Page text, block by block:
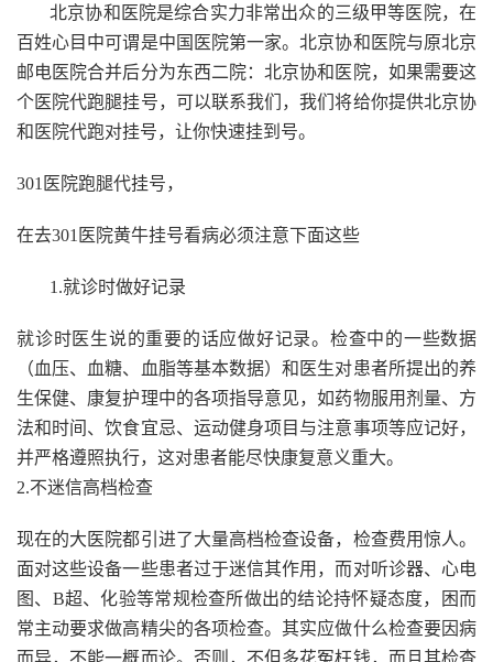
北京协和医院是综合实力非常出众的三级甲等医院，在
百姓心目中可谓是中国医院第一家。北京协和医院与原北京
邮电医院合并后分为东西二院：北京协和医院，如果需要这
个医院代跑腿挂号，可以联系我们，我们将给你提供北京协
和医院代跑对挂号，让你快速挂到号。
301医院跑腿代挂号，
在去301医院黄牛挂号看病必须注意下面这些
1.就诊时做好记录
就诊时医生说的重要的话应做好记录。检查中的一些数据
（血压、血糖、血脂等基本数据）和医生对患者所提出的养
生保健、康复护理中的各项指导意见，如药物服用剂量、方
法和时间、饮食宜忌、运动健身项目与注意事项等应记好，
并严格遵照执行，这对患者能尽快康复意义重大。
2.不迷信高档检查
现在的大医院都引进了大量高档检查设备，检查费用惊人。
面对这些设备一些患者过于迷信其作用，而对听诊器、心电
图、B超、化验等常规检查所做出的结论持怀疑态度，困而
常主动要求做高精尖的各项检查。其实应做什么检查要因病